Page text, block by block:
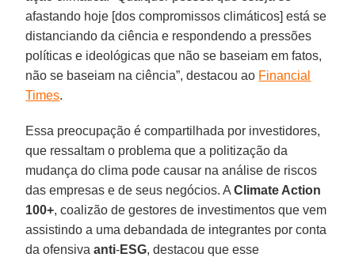
afastando hoje [dos compromissos climáticos] está se
distanciando da ciência e respondendo a pressões
políticas e ideológicas que não se baseiam em fatos,
não se baseiam na ciência”, destacou ao Financial
Times.
Essa preocupação é compartilhada por investidores,
que ressaltam o problema que a politização da
mudança do clima pode causar na análise de riscos
das empresas e de seus negócios. AClimate Action
100+, coalizão de gestores de investimentos que vem
assistindo a uma debandada de integrantes por conta
da ofensivaanti-ESG, destacou que esse